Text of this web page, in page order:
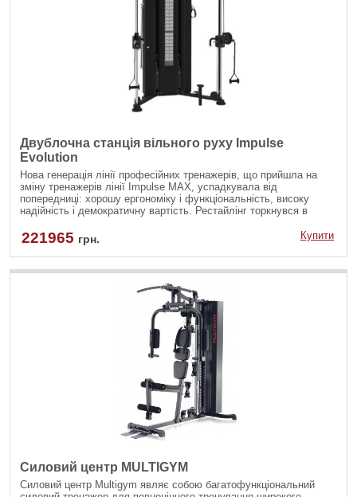
Двублочна станція вільного руху Impulse
Evolution
Нова генерація лінії професійних тренажерів, що прийшла на
зміну тренажерів лінії Impulse MAX, успадкувала від
попередниці: хорошу ергономіку і функціональність, високу
надійність і демократичну вартість. Рестайлінг торкнувся в
збалансована за складом лінія IMPULSE EVOLUTION включає в
себе всі необхідні тренажери для базового тренінгу і гармонійно
впишеться у фітнес-центр будь-якого рівня.
221965 грн. Купити
Силовий центр MULTIGYM
Силовий центр Multigym являє собою багатофункціональний